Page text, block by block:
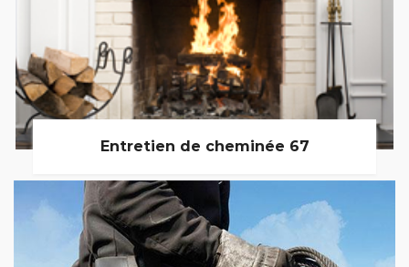
Entretien de cheminée 67